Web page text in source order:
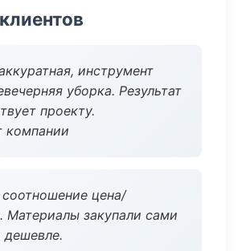
инструмент
уборка. Результат
проекту.
компании
цена/
Материалы закупали сами